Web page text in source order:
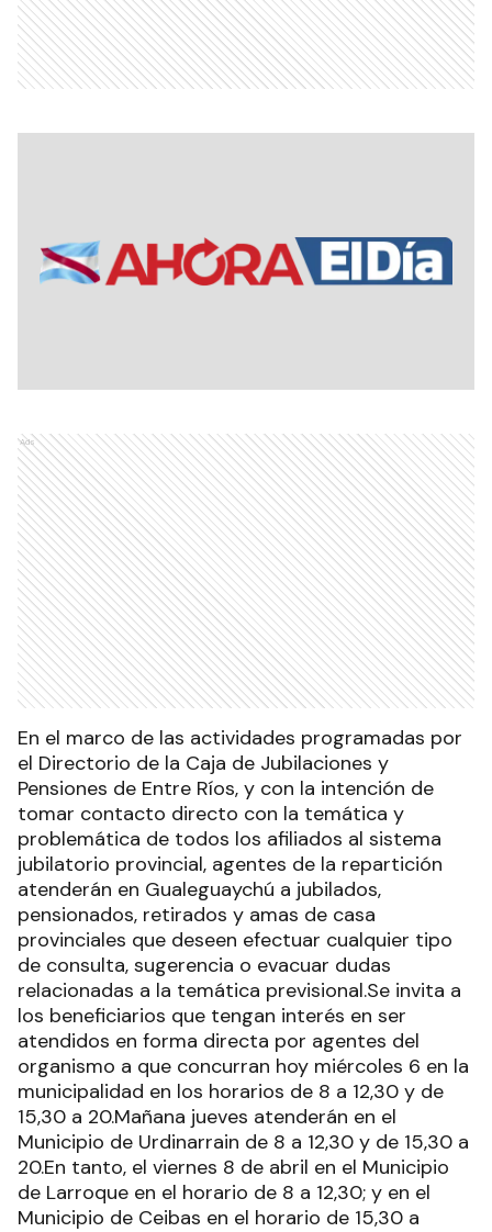
Ads
En el marco de las actividades programadas por
el Directorio de la Caja de Jubilaciones y
Pensiones de Entre Ríos, y con la intención de
tomar contacto directo con la temática y
problemática de todos los afiliados al sistema
jubilatorio provincial, agentes de la repartición
atenderán en Gualeguaychú a jubilados,
pensionados, retirados y amas de casa
provinciales que deseen efectuar cualquier tipo
de consulta, sugerencia o evacuar dudas
relacionadas a la temática previsional.Se invita a
los beneficiarios que tengan interés en ser
atendidos en forma directa por agentes del
organismo a que concurran hoy miércoles 6 en la
municipalidad en los horarios de 8 a 12,30 y de
15,30 a 20.Mañana jueves atenderán en el
Municipio de Urdinarrain de 8 a 12,30 y de 15,30 a
20.En tanto, el viernes 8 de abril en el Municipio
de Larroque en el horario de 8 a 12,30; y en el
Municipio de Ceibas en el horario de 15,30 a